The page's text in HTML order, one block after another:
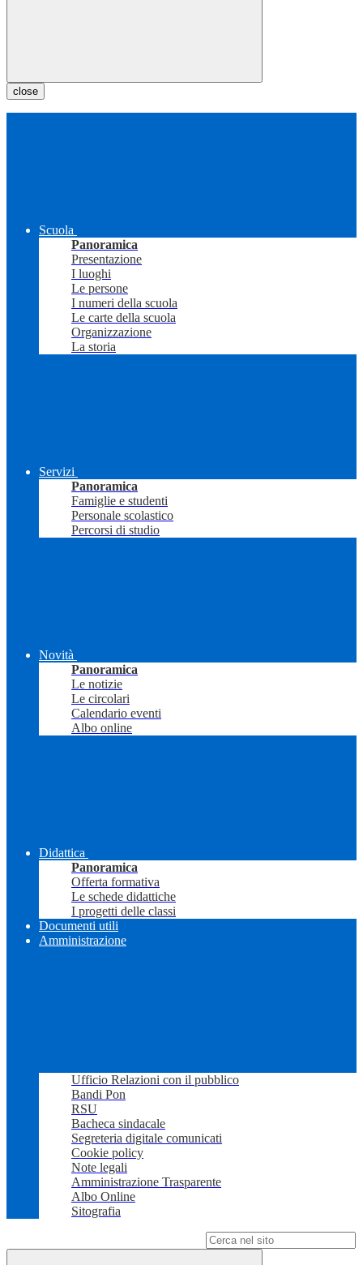
close
Scuola
Panoramica
Presentazione
I luoghi
Le persone
I numeri della scuola
Le carte della scuola
Organizzazione
La storia
Servizi
Panoramica
Famiglie e studenti
Personale scolastico
Percorsi di studio
Novità
Panoramica
Le notizie
Le circolari
Calendario eventi
Albo online
Didattica
Panoramica
Offerta formativa
Le schede didattiche
I progetti delle classi
Documenti utili
Amministrazione
Ufficio Relazioni con il pubblico
Bandi Pon
RSU
Bacheca sindacale
Segreteria digitale comunicati
Cookie policy
Note legali
Amministrazione Trasparente
Albo Online
Sitografia